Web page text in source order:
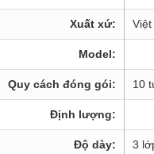
Xuất xứ: Việt
Model:
Quy cách đóng gói: 10
Định lượng:
Độ dày: 3